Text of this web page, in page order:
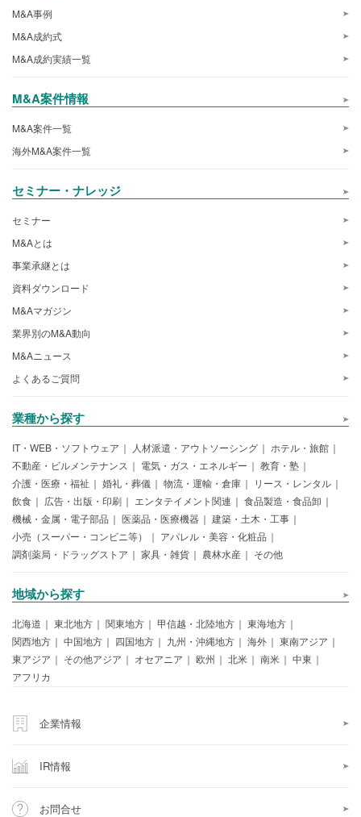
M&A事例
M&A成約式
M&A成約実績一覧
M&A案件情報
M&A案件一覧
海外M&A案件一覧
セミナー・ナレッジ
セミナー
M&Aとは
事業承継とは
資料ダウンロード
M&Aマガジン
業界別のM&A動向
M&Aニュース
よくあるご質問
業種から探す
IT・WEB・ソフトウェア 人材派遣・アウトソーシング
ホテル・旅館
不動産・ビルメンテナンス
電気・ガス・エネルギー
教育・塾
介護・医療・福祉
婚礼・葬儀 物流・運輸・倉庫
リース・レンタル
飲食
広告・出版・印刷 エンタテイメント関連
食品製造・食品卸
機械・金属・電子部品
医薬品・医療機器
建築・土木・工事
小売（スーパー・コンビニ等）
アパレル・美容・化粧品
調剤薬局・ドラッグストア
家具・雑貨 農林水産 その他
地域から探す
北海道 東北地方 関東地方 甲信越・北陸地方
東海地方
関西地方
中国地方 四国地方 九州・沖縄地方 海外
東南アジア
東アジア
その他アジア オセアニア 欧州 北米 南米
中東
アフリカ
企業情報
IR情報
お問合せ